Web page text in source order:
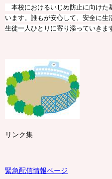
本校におけるいじめ防止に向けた
います。誰もが安心して、安全に生
生徒一人ひとりに寄り添っていきま
リンク集
緊急配信情報ページ